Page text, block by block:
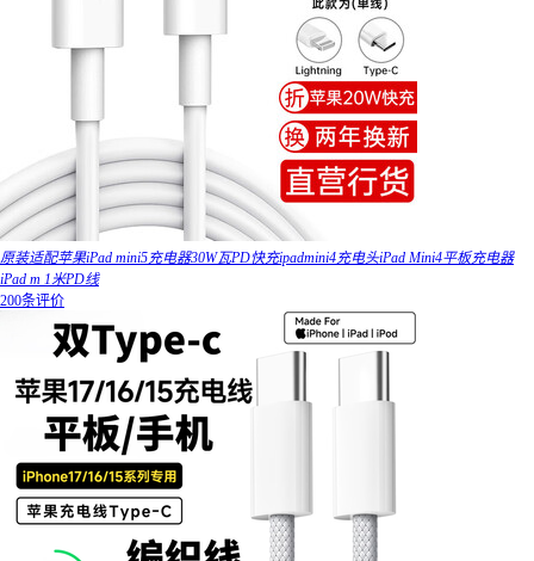
原装适配苹果iPad mini5充电器30W瓦PD快充ipadmini4充电头iPad Mini4平板充电器
iPad m 1米PD线
200条评价